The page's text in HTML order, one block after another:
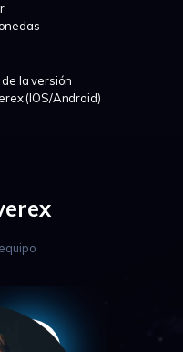
la versión
(IOS/Android)